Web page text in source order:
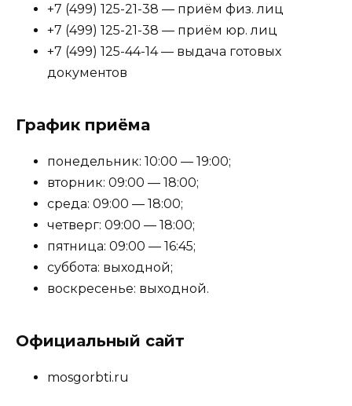
+7 (499) 125-21-38 — приём физ. лиц
+7 (499) 125-21-38 — приём юр. лиц
+7 (499) 125-44-14 — выдача готовых
документов
График приёма
понедельник: 10:00 — 19:00;
вторник: 09:00 — 18:00;
среда: 09:00 — 18:00;
четверг: 09:00 — 18:00;
пятница: 09:00 — 16:45;
суббота: выходной;
воскресенье: выходной.
Официальный сайт
mosgorbti.ru